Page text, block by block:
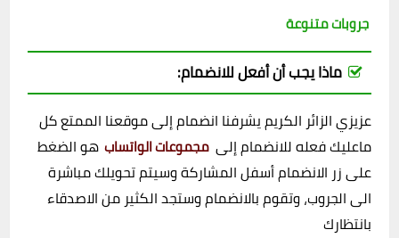
جروبات متنوعة
ماذا يجب أن أفعل للانضمام:
عزيزي الزائر الكريم يشرفنا انضمام إلى موقعنا الممتع كل
ماعليك فعله للانضمام إلى مجموعات الواتساب هو الضغط
على زر الانضمام أسفل المشاركة وسيتم تحويلك مباشرة
الى الجروب، وتقوم بالانضمام وستجد الكثير من الاصدقاء
بانتظارك